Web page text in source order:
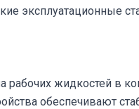
эксплуатационные
рабочих жидкостей в
обеспечивают